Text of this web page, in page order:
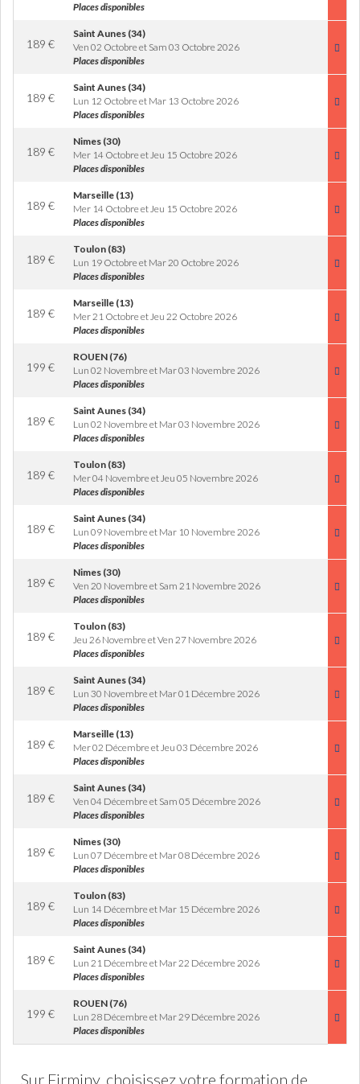
Places disponibles
189 €
Saint Aunes (34)
Ven 02 Octobre et Sam 03 Octobre 2026
Places disponibles
189 €
Saint Aunes (34)
Lun 12 Octobre et Mar 13 Octobre 2026
Places disponibles
189 €
Nimes (30)
Mer 14 Octobre et Jeu 15 Octobre 2026
Places disponibles
189 €
Marseille (13)
Mer 14 Octobre et Jeu 15 Octobre 2026
Places disponibles
189 €
Toulon (83)
Lun 19 Octobre et Mar 20 Octobre 2026
Places disponibles
189 €
Marseille (13)
Mer 21 Octobre et Jeu 22 Octobre 2026
Places disponibles
199 €
ROUEN (76)
Lun 02 Novembre et Mar 03 Novembre 2026
Places disponibles
189 €
Saint Aunes (34)
Lun 02 Novembre et Mar 03 Novembre 2026
Places disponibles
189 €
Toulon (83)
Mer 04 Novembre et Jeu 05 Novembre 2026
Places disponibles
189 €
Saint Aunes (34)
Lun 09 Novembre et Mar 10 Novembre 2026
Places disponibles
189 €
Nimes (30)
Ven 20 Novembre et Sam 21 Novembre 2026
Places disponibles
189 €
Toulon (83)
Jeu 26 Novembre et Ven 27 Novembre 2026
Places disponibles
189 €
Saint Aunes (34)
Lun 30 Novembre et Mar 01 Décembre 2026
Places disponibles
189 €
Marseille (13)
Mer 02 Décembre et Jeu 03 Décembre 2026
Places disponibles
189 €
Saint Aunes (34)
Ven 04 Décembre et Sam 05 Décembre 2026
Places disponibles
189 €
Nimes (30)
Lun 07 Décembre et Mar 08 Décembre 2026
Places disponibles
189 €
Toulon (83)
Lun 14 Décembre et Mar 15 Décembre 2026
Places disponibles
189 €
Saint Aunes (34)
Lun 21 Décembre et Mar 22 Décembre 2026
Places disponibles
199 €
ROUEN (76)
Lun 28 Décembre et Mar 29 Décembre 2026
Places disponibles
Sur Firminy, choisissez votre formation de